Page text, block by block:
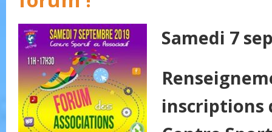
Samedi 7
inscriptions